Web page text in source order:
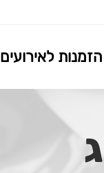
הזמנות לאירועים